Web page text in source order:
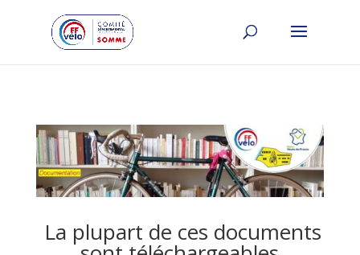
La plupart de ces documents